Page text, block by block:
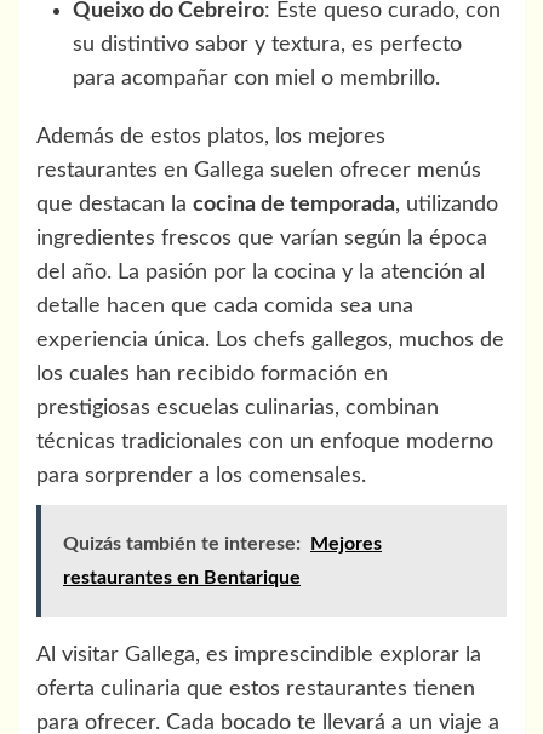
Queixo do Cebreiro: Este queso curado, con
su distintivo sabor y textura, es perfecto
para acompañar con miel o membrillo.
Además de estos platos, los mejores
restaurantes en Gallega suelen ofrecer menús
que destacan la cocina de temporada, utilizando
ingredientes frescos que varían según la época
del año. La pasión por la cocina y la atención al
detalle hacen que cada comida sea una
experiencia única. Los chefs gallegos, muchos de
los cuales han recibido formación en
prestigiosas escuelas culinarias, combinan
técnicas tradicionales con un enfoque moderno
para sorprender a los comensales.
Quizás también te interese:
Mejores
restaurantes en Bentarique
Al visitar Gallega, es imprescindible explorar la
oferta culinaria que estos restaurantes tienen
para ofrecer. Cada bocado te llevará a un viaje a